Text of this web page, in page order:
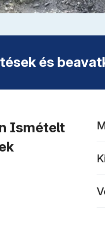
és
Ismételt